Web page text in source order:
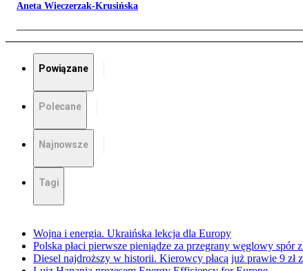
Aneta Wieczerzak-Krusińska
Powiązane
Polecane
Najnowsze
Tagi
Wojna i energia. Ukraińska lekcja dla Europy
Polska płaci pierwsze pieniądze za przegrany węglowy spór
Diesel najdroższy w historii. Kierowcy płacą już prawie 9 zł